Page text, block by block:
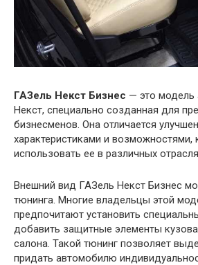
ГАЗель Некст Бизнес — это модель
Некст, специально созданная для
бизнесменов. Она отличается
характеристиками и
использовать ее в различных
Внешний вид ГАЗель Некст Бизнес
тюнинга. Многие владельцы этой
предпочитают установить
добавить защитные элементы кузова
салона. Такой тюнинг позволяет
придать автомобилю